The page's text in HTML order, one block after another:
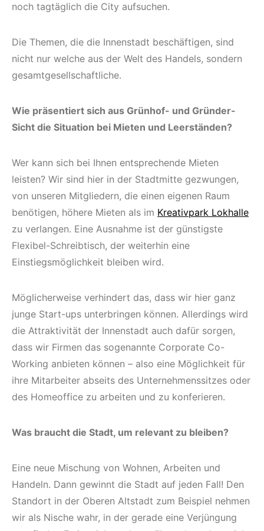
noch tagtäglich die City aufsuchen.
Die Themen, die die Innenstadt beschäftigen, sind
nicht nur welche aus der Welt des Handels, sondern
gesamtgesellschaftliche.
Wie präsentiert sich aus Grünhof- und Gründer-
Sicht die Situation bei Mieten und Leerständen?
Wer kann sich bei Ihnen entsprechende Mieten
leisten? Wir sind hier in der Stadtmitte gezwungen,
von unseren Mitgliedern, die einen eigenen Raum
benötigen, höhere Mieten als im Kreativpark Lokhalle
zu verlangen. Eine Ausnahme ist der günstigste
Flexibel-Schreibtisch, der weiterhin eine
Einstiegsmöglichkeit bleiben wird.
Möglicherweise verhindert das, dass wir hier ganz
junge Start-ups unterbringen können. Allerdings wird
die Attraktivität der Innenstadt auch dafür sorgen,
dass wir Firmen das sogenannte Corporate Co-
Working anbieten können – also eine Möglichkeit für
ihre Mitarbeiter abseits des Unternehmenssitzes oder
des Homeoffice zu arbeiten und zu konferieren.
Was braucht die Stadt, um relevant zu bleiben?
Eine neue Mischung von Wohnen, Arbeiten und
Handeln. Dann gewinnt die Stadt auf jeden Fall! Den
Standort in der Oberen Altstadt zum Beispiel nehmen
wir als Nische wahr, in der gerade eine Verjüngung